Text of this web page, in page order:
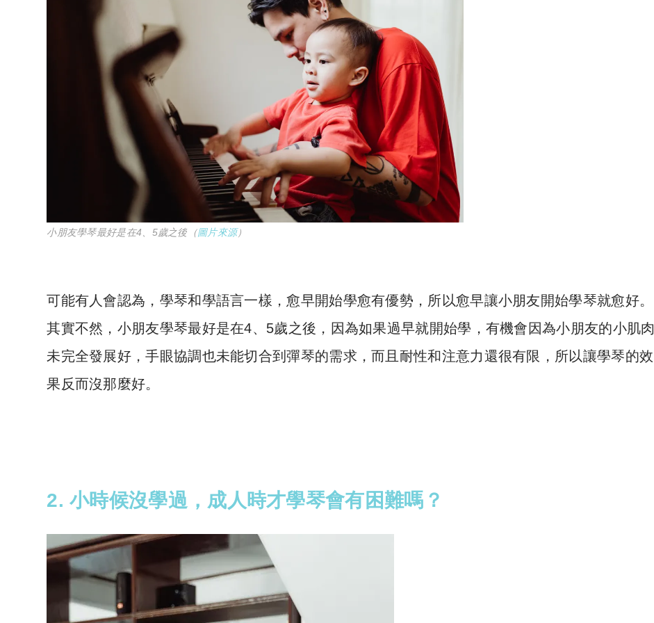
小朋友學琴最好是在4、5歲之後（圖片來源）
可能有人會認為，學琴和學語言一樣，愈早開始學愈有優勢，所以愈早讓小朋友開始學琴就愈好。
其實不然，小朋友學琴最好是在4、5歲之後，因為如果過早就開始學，有機會因為小朋友的小肌肉
未完全發展好，手眼協調也未能切合到彈琴的需求，而且耐性和注意力還很有限，所以讓學琴的效
果反而沒那麼好。
2. 小時候沒學過，成人時才學琴會有困難嗎？